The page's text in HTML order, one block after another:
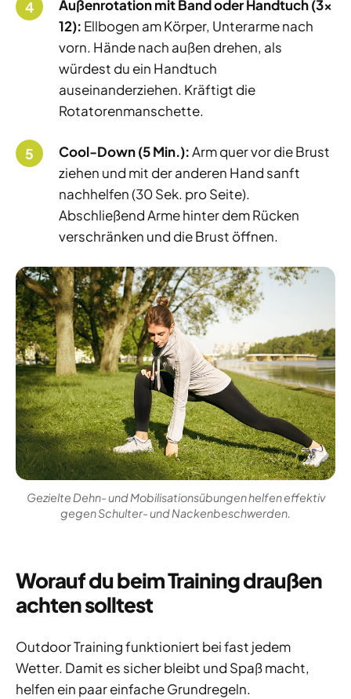
Außenrotation mit Band oder Handtuch (3x
12): Ellbogen am Körper, Unterarme nach
vorn. Hände nach außen drehen, als
würdest du ein Handtuch
auseinanderziehen. Kräftigt die
Rotatorenmanschette.
Cool-Down (5 Min.):Arm quer vor die Brust
ziehen und mit der anderen Hand sanft
nachhelfen (30 Sek. pro Seite).
Abschließend Arme hinter dem Rücken
verschränken und die Brust öffnen.
Gezielte Dehn- und Mobilisationsübungen helfen effektiv
gegen Schulter- und Nackenbeschwerden.
Worauf du beim Training draußen
achten solltest
Outdoor Training funktioniert bei fast jedem
Wetter. Damit es sicher bleibt und Spaß macht,
helfen ein paar einfache Grundregeln.